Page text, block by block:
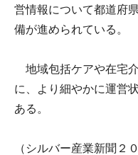
営情報について都道府
備が進められている。
地域包括ケアや在宅
に、より細やかに運営
ある。
（シルバー産業新聞２